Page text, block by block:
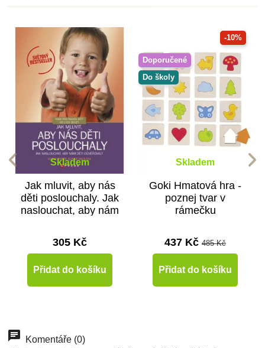
Skladem
Jak mluvit, aby nás
děti poslouchaly. Jak
naslouchat, aby nám
Adele...
305 Kč
Přidat do košíku
-10%
Doporučené
Do školy
Skladem
Goki Hmatová hra -
poznej tvar v
rámečku
437 Kč 485 Kč
Přidat do košíku
Komentáře (0)